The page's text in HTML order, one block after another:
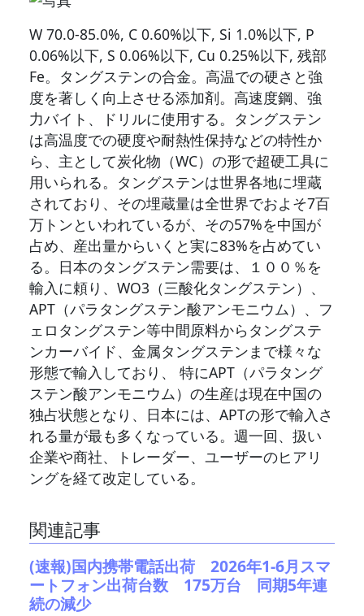
W 70.0-85.0%, C 0.60%以下, Si 1.0%以下, P
0.06%以下, S 0.06%以下, Cu 0.25%以下, 残部
Fe。タングステンの合金。高温での硬さと強
度を著しく向上させる添加剤。高速度鋼、強
力バイト、ドリルに使用する。タングステン
は高温度での硬度や耐熱性保持などの特性か
ら、主として炭化物（WC）の形で超硬工具に
用いられる。タングステンは世界各地に埋蔵
されており、その埋蔵量は全世界でおよそ7百
万トンといわれているが、その57%を中国が
占め、産出量からいくと実に83%を占めてい
る。日本のタングステン需要は、１００％を
輸入に頼り、WO3（三酸化タングステン）、
APT（パラタングステン酸アンモニウム）、フ
ェロタングステン等中間原料からタングステ
ンカーバイド、金属タングステンまで様々な
形態で輸入しており、 特にAPT（パラタング
ステン酸アンモニウム）の生産は現在中国の
独占状態となり、日本には、APTの形で輸入さ
れる量が最も多くなっている。週一回、扱い
企業や商社、トレーダー、ユーザーのヒアリ
ングを経て改定している。
関連記事
(速報)国内携帯電話出荷 2026年1-6月スマ
ートフォン出荷台数 175万台 同期5年連
続の減少